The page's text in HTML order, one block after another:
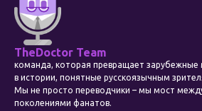
TheDoctor Team
команда, которая превращает зарубежные
в истории, понятные русскоязычным
Мы не просто переводчики – мы мост
поколениями фанатов.